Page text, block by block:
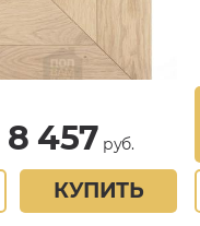
8 457 руб.
КУПИТЬ